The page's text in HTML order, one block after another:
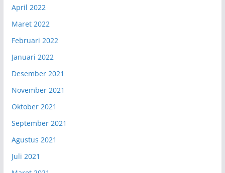
April 2022
Maret 2022
Februari 2022
Januari 2022
Desember 2021
November 2021
Oktober 2021
September 2021
Agustus 2021
Juli 2021